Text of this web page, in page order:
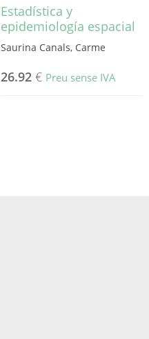
Estadística y
epidemiología espacial
Saurina Canals, Carme
26.92 € Preu sense IVA